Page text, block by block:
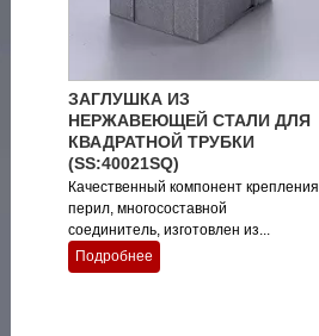
ЗАГЛУШКА ИЗ
НЕРЖАВЕЮЩЕЙ СТАЛИ ДЛЯ
КВАДРАТНОЙ ТРУБКИ
(SS:40021SQ)
Качественный компонент крепления
перил, многосоставной
соединитель, изготовлен из...
Подробнее